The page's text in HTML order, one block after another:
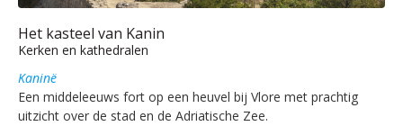
Het kasteel van Kanin
Kerken en kathedralen
Kaninë
Een middeleeuws fort op een heuvel bij Vlore met prachtig
uitzicht over de stad en de Adriatische Zee.